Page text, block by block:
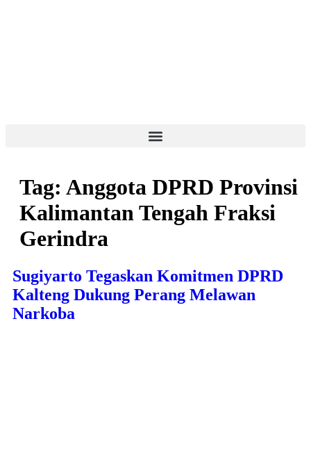
Tag: Anggota DPRD Provinsi
Kalimantan Tengah Fraksi
Gerindra
Sugiyarto Tegaskan Komitmen DPRD
Kalteng Dukung Perang Melawan
Narkoba